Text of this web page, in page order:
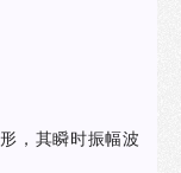
，其瞬时振幅波